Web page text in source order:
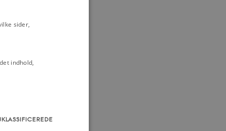
Fæstning i
rådgivende
sider,
indhold,